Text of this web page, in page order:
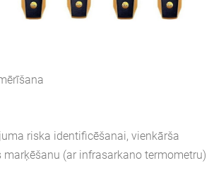
riska identificēšanai, vienkārša
(ar infrasarkano termometru)